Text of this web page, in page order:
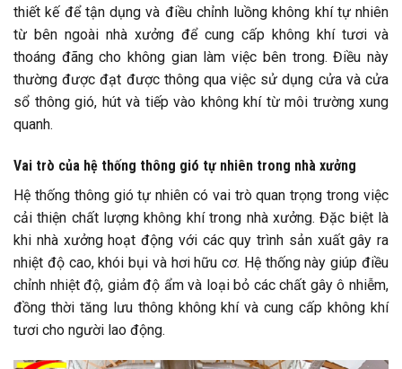
thiết kế để tận dụng và điều chỉnh luồng không khí tự nhiên
từ bên ngoài nhà xưởng để cung cấp không khí tươi và
thoáng đãng cho không gian làm việc bên trong. Điều này
thường được đạt được thông qua việc sử dụng cửa và cửa
sổ thông gió, hút và tiếp vào không khí từ môi trường xung
quanh.
Vai trò của hệ thống thông gió tự nhiên trong nhà xưởng
Hệ thống thông gió tự nhiên có vai trò quan trọng trong việc
cải thiện chất lượng không khí trong nhà xưởng. Đặc biệt là
khi nhà xưởng hoạt động với các quy trình sản xuất gây ra
nhiệt độ cao, khói bụi và hơi hữu cơ. Hệ thống này giúp điều
chỉnh nhiệt độ, giảm độ ẩm và loại bỏ các chất gây ô nhiễm,
đồng thời tăng lưu thông không khí và cung cấp không khí
tươi cho người lao động.